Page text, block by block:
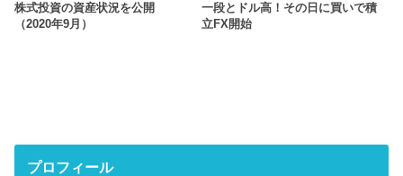
株式投資の資産状況を公開
（2020年9月）
一段とドル高！その日に買いで積
立FX開始
プロフィール